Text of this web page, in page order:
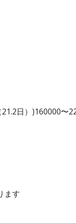
日）)160000〜
ます